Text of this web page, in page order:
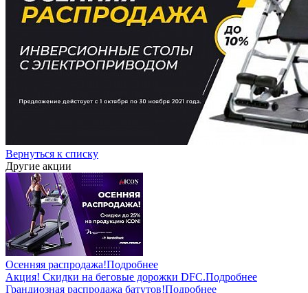
Вернуться к списку
Другие акции
Осенняя распродажа!Подробнее
Акция! Скидки на беговые дорожки DFC.Подробнее
Грандиозная распродажа батутов!Подробнее